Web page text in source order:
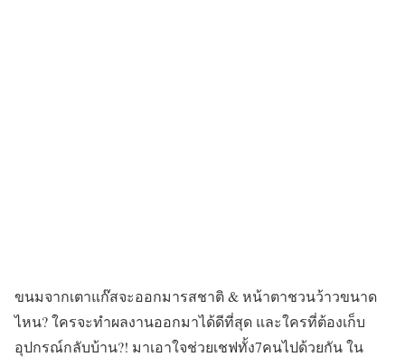
ขนมจากเตาแก๊สจะออกมารสชาติ & หน้าตาชวนว้าวขนาด
ไหน? ใครจะทำผลงานออกมาได้ดีที่สุด และใครที่ต้องเก็บ
อุปกรณ์กลับบ้าน?! มาเอาใจช่วยเชฟทั้ง7คนไปด้วยกัน ใน